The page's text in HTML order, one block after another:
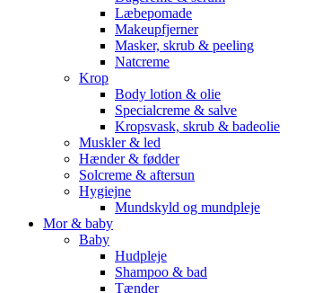
Læbepomade
Makeupfjerner
Masker, skrub & peeling
Natcreme
Krop
Body lotion & olie
Specialcreme & salve
Kropsvask, skrub & badeolie
Muskler & led
Hænder & fødder
Solcreme & aftersun
Hygiejne
Mundskyld og mundpleje
Mor & baby
Baby
Hudpleje
Shampoo & bad
Tænder